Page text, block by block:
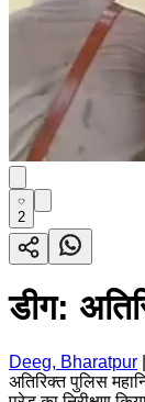
2
डीग:
Deeg, Bharatpur
अतिरिक्त पुलिस